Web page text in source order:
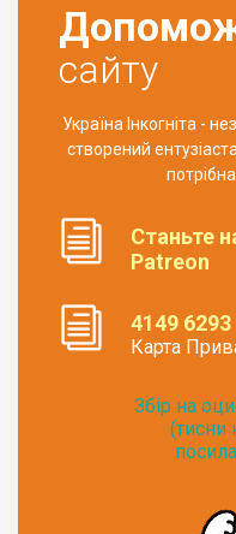
сайту
Україна Інкогніта -
створений
Станьте
Patreon
4149
Карта
Збір на
(тисни